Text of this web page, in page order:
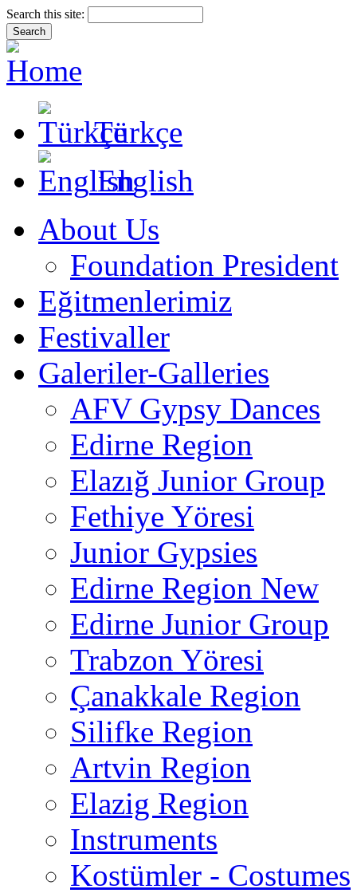
Search this site:
Türkçe
English
About Us
Foundation President
Eğitmenlerimiz
Festivaller
Galeriler-Galleries
AFV Gypsy Dances
Edirne Region
Elazığ Junior Group
Fethiye Yöresi
Junior Gypsies
Edirne Region New
Edirne Junior Group
Trabzon Yöresi
Çanakkale Region
Silifke Region
Artvin Region
Elazig Region
Instruments
Kostümler - Costumes